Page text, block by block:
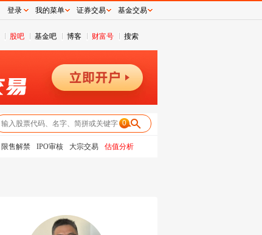
股吧 基金吧 博客 财富号 搜索
0
限售解禁 IPO审核 大宗交易 估值分析
登录 我的菜单 证券交易 基金交易